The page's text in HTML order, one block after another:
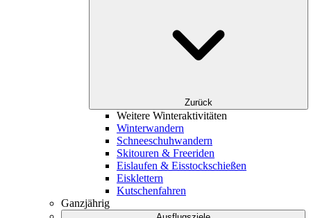
Zurück
Weitere Winteraktivitäten
Winterwandern
Schneeschuhwandern
Skitouren & Freeriden
Eislaufen & Eisstockschießen
Eisklettern
Kutschenfahren
Ganzjährig